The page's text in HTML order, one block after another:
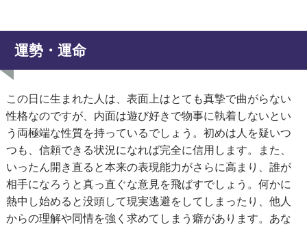
運勢・運命
この日に生まれた人は、表面上はとても真摯で曲がらない
性格なのですが、内面は遊び好きで物事に執着しないとい
う両極端な性質を持っているでしょう。初めは人を疑いつ
つも、信頼できる状況になれば完全に信用します。また、
いったん開き直ると本来の表現能力がさらに高まり、誰が
相手になろうと真っ直ぐな意見を飛ばすでしょう。何かに
熱中し始めると没頭して現実逃避をしてしまったり、他人
からの理解や同情を強く求めてしまう癖があります。あな